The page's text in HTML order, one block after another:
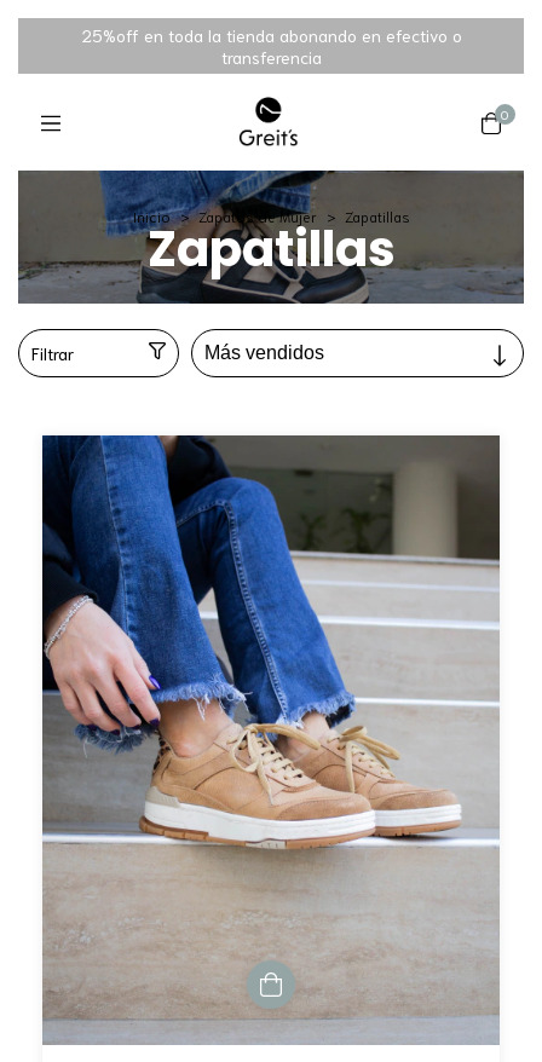
25%off en toda la tienda abonando en efectivo o
transferencia
0
Inicio > Zapatos de Mujer > Zapatillas
Zapatillas
Filtrar